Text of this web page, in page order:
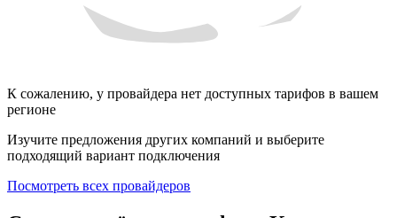
К сожалению, у провайдера нет доступных тарифов в вашем
регионе
Изучите предложения других компаний и выберите
подходящий вариант подключения
Посмотреть всех провайдеров